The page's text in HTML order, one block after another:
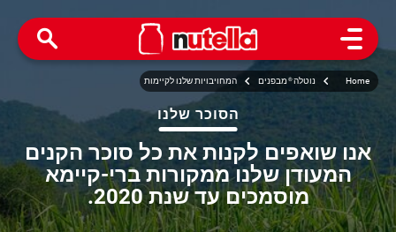
Home נוטלה®מבפנים המחויבויות שלנו לקיימות
הסוכר שלנו
אנו שואפים לקנות את כל סוכר הקנים
המעודן שלנו ממקורות ברי-קיימא
מוסמכים עד שנת 2020.